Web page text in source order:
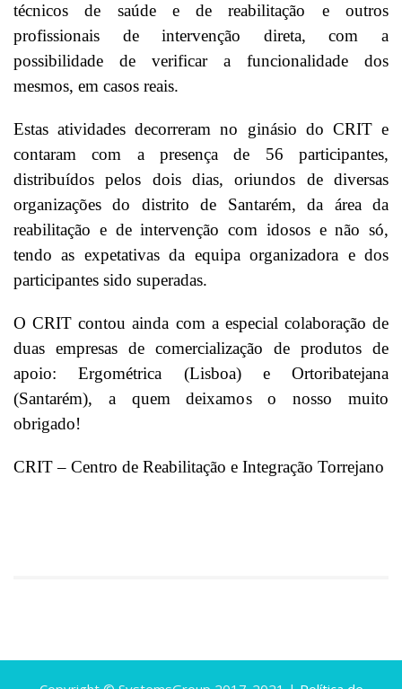
técnicos de saúde e de reabilitação e outros
profissionais de intervenção direta, com a
possibilidade de verificar a funcionalidade dos
mesmos, em casos reais.
Estas atividades decorreram no ginásio do CRIT e
contaram com a presença de 56 participantes,
distribuídos pelos dois dias, oriundos de diversas
organizações do distrito de Santarém, da área da
reabilitação e de intervenção com idosos e não só,
tendo as expetativas da equipa organizadora e dos
participantes sido superadas.
O CRIT contou ainda com a especial colaboração de
duas empresas de comercialização de produtos de
apoio: Ergométrica (Lisboa) e Ortoribatejana
(Santarém), a quem deixamos o nosso muito
obrigado!
CRIT – Centro de Reabilitação e Integração Torrejano